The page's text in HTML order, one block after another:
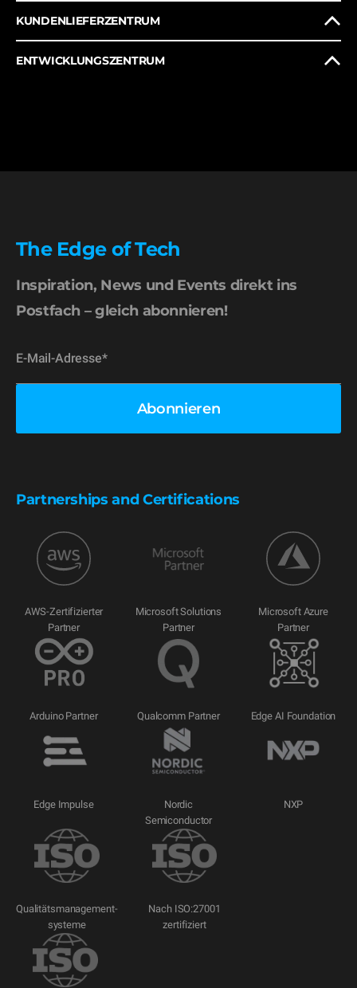
KUNDENLIEFERZENTRUM
ENTWICKLUNGSZENTRUM
The Edge of Tech
Inspiration, News und Events direkt ins
Postfach – gleich abonnieren!
Partnerships and Certifications
AWS-Zertifizierter
Partner
Microsoft Solutions
Partner
Microsoft Azure
Partner
Arduino Partner Qualcomm Partner Edge AI Foundation
Edge Impulse
Nordic
Semiconductor
NXP
Qualitätsmanagement-
systeme
Nach ISO:27001
zertifiziert